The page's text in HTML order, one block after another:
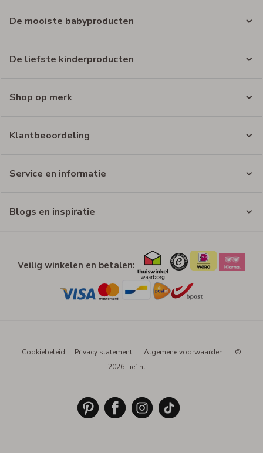
De mooiste babyproducten
De liefste kinderproducten
Shop op merk
Klantbeoordeling
Service en informatie
Blogs en inspiratie
Veilig winkelen en betalen:
Cookiebeleid Privacy statement Algemene voorwaarden
©
2026 Lief.nl